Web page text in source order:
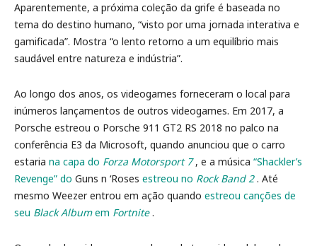
Aparentemente, a próxima coleção da grife é baseada no
tema do destino humano, “visto por uma jornada interativa e
gamificada”. Mostra “o lento retorno a um equilíbrio mais
saudável entre natureza e indústria”.
Ao longo dos anos, os videogames forneceram o local para
inúmeros lançamentos de outros videogames. Em 2017, a
Porsche estreou o Porsche 911 GT2 RS 2018 no palco na
conferência E3 da Microsoft, quando anunciou que o carro
estaria na capa do Forza Motorsport 7, e a música “Shackler’s
Revenge” do Guns n ‘Roses estreou no Rock Band 2. Até
mesmo Weezer entrou em ação quando estreou canções de
seu Black Albumem Fortnite.